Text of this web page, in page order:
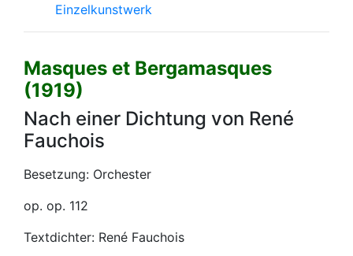
Einzelkunstwerk
Masques et Bergamasques
(1919)
Nach einer Dichtung von René
Fauchois
Besetzung: Orchester
op. op. 112
Textdichter: René Fauchois